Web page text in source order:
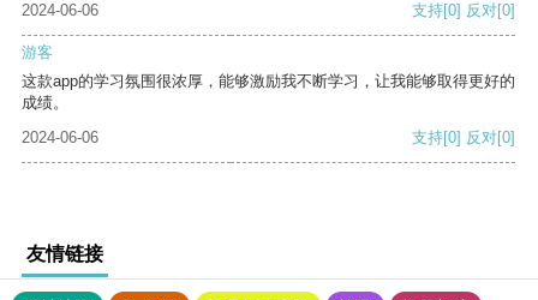
2024-06-06
支持[0] 反对[0]
游客
这款app的学习氛围很浓厚，能够激励我不断学习，让我能够取得更好的
成绩。
2024-06-06
支持[0] 反对[0]
友情链接